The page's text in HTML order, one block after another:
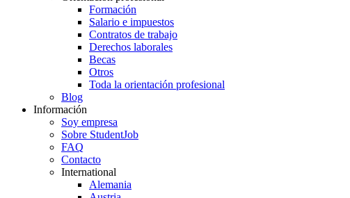
Formación
Salario e impuestos
Contratos de trabajo
Derechos laborales
Becas
Otros
Toda la orientación profesional
Blog
Información
Soy empresa
Sobre StudentJob
FAQ
Contacto
International
Alemania